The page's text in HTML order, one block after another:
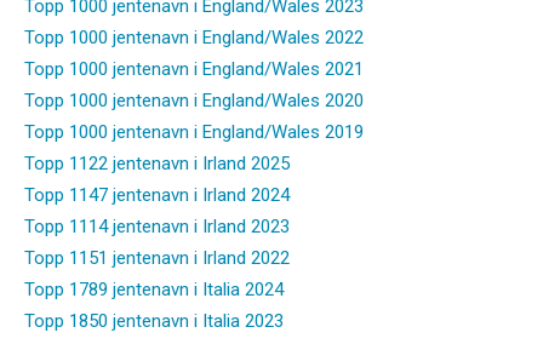
Topp 1000 jentenavn i England/Wales 2023
Topp 1000 jentenavn i England/Wales 2022
Topp 1000 jentenavn i England/Wales 2021
Topp 1000 jentenavn i England/Wales 2020
Topp 1000 jentenavn i England/Wales 2019
Topp 1122 jentenavn i Irland 2025
Topp 1147 jentenavn i Irland 2024
Topp 1114 jentenavn i Irland 2023
Topp 1151 jentenavn i Irland 2022
Topp 1789 jentenavn i Italia 2024
Topp 1850 jentenavn i Italia 2023